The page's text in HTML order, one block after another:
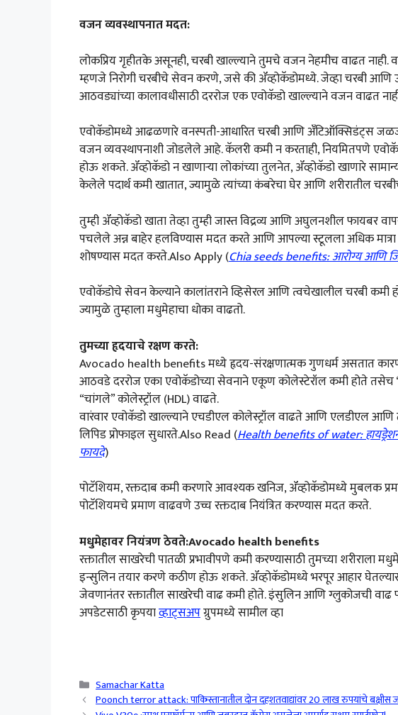
वजन व्यवस्थापनात मदत:
लोकप्रिय गृहीतके असूनही, चरबी खाल्ल्याने तुमचे वजन नेहमीच वाढत नाही.
म्हणजे निरोगी चरबीचे सेवन करणे, जसे की ॲव्होकॅडोमध्ये. जेव्हा चरबी आणि
आठवड्यांच्या कालावधीसाठी दररोज एक एवोकॅडो खाल्ल्याने वजन वाढत
एवोकॅडोमध्ये आढळणारे वनस्पती-आधारित चरबी आणि अँटिऑक्सिडंट्स
वजन व्यवस्थापनाशी जोडलेले आहे. कॅलरी कमी न करताही, नियमितपणे
होऊ शकते. ॲव्होकॅडो न खाणाऱ्या लोकांच्या तुलनेत, ॲव्होकॅडो खाणारे
केलेले पदार्थ कमी खातात, ज्यामुळे त्यांच्या कंबरेचा घेर आणि शरीरातील
तुम्ही ॲव्होकॅडो खाता तेव्हा तुम्ही जास्त विद्रव्य आणि अघुलनशील
पचलेले अन्न बाहेर हलविण्यास मदत करते आणि आपल्या स्टूलला अधिक मात्रा
शोषण्यास मदत करते.Also Apply (Chia seeds benefits: आरोग्य आणि
एवोकॅडोचे सेवन केल्याने कालांतराने व्हिसेरल आणि त्वचेखालील चरबी
ज्यामुळे तुम्हाला मधुमेहाचा धोका वाढतो.
तुमच्या हृदयाचे रक्षण करते:
Avocado health benefits मध्ये हृदय-संरक्षणात्मक गुणधर्म असतात
आठवडे दररोज एका एवोकॅडोच्या सेवनाने एकूण कोलेस्टेरॉल कमी होते तसेच
“चांगले” कोलेस्ट्रॉल (HDL) वाढते.
वारंवार एवोकॅडो खाल्ल्याने एचडीएल कोलेस्ट्रॉल वाढते आणि एलडीएल आणि
लिपिड प्रोफाइल सुधारते.Also Read (Health benefits of water: हायड्रेशन
फायदे)
पोटॅशियम, रक्तदाब कमी करणारे आवश्यक खनिज, ॲव्होकॅडोमध्ये मुबलक
पोटॅशियमचे प्रमाण वाढवणे उच्च रक्तदाब नियंत्रित करण्यास मदत करते.
मधुमेहावर नियंत्रण ठेवते:Avocado health benefits
रक्तातील साखरेची पातळी प्रभावीपणे कमी करण्यासाठी तुमच्या शरीराला
इन्सुलिन तयार करणे कठीण होऊ शकते. ॲव्होकॅडोमध्ये भरपूर आहार
जेवणानंतर रक्तातील साखरेची वाढ कमी होते. इंसुलिन आणि ग्लुकोजची वाढ
अपडेटसाठी कृपयाव्हाट्सअपग्रुपमध्ये सामील व्हा
Categories
Samachar Katta
Poonch terror attack: पाकिस्तानातील दोन दहशतवाद्यांवर 20 लाख रुपयांचे